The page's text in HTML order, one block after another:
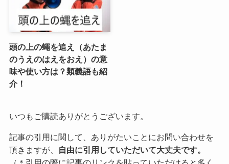
頭の上の蠅を追え（あたま
のうえのはえをおえ）の意
味や使い方は？類義語も紹
介！
いつもご購読ありがとうございます。
記事の引用に関して、ありがたいことにお問い合わせを
頂きますが、
自由に引用していただいて大丈夫です。